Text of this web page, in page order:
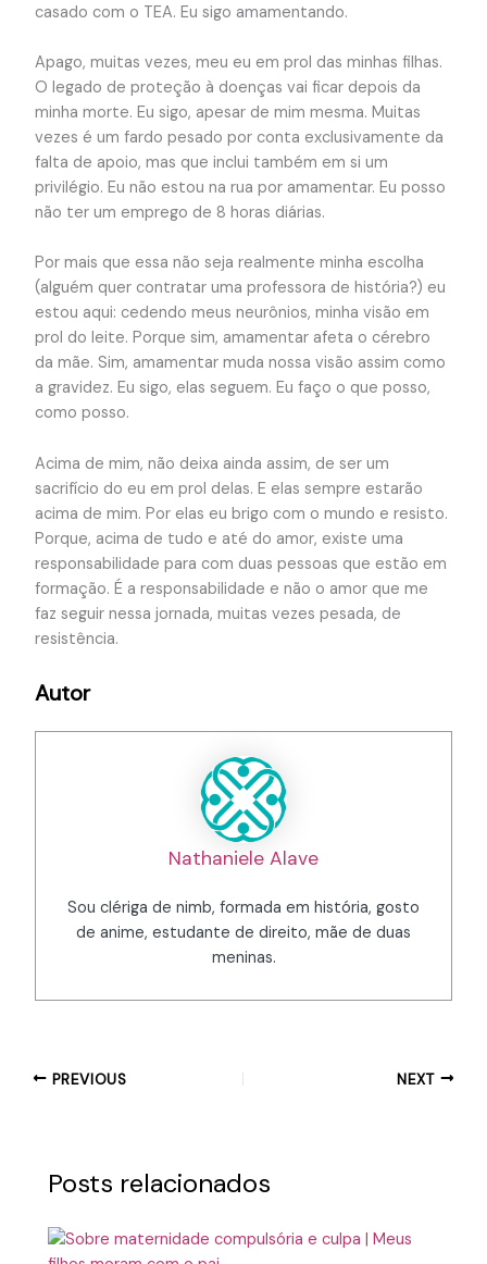
casado com o TEA. Eu sigo amamentando.
Apago, muitas vezes, meu eu em prol das minhas filhas.
O legado de proteção à doenças vai ficar depois da
minha morte. Eu sigo, apesar de mim mesma. Muitas
vezes é um fardo pesado por conta exclusivamente da
falta de apoio, mas que inclui também em si um
privilégio. Eu não estou na rua por amamentar. Eu posso
não ter um emprego de 8 horas diárias.
Por mais que essa não seja realmente minha escolha
(alguém quer contratar uma professora de história?) eu
estou aqui: cedendo meus neurônios, minha visão em
prol do leite. Porque sim, amamentar afeta o cérebro
da mãe. Sim, amamentar muda nossa visão assim como
a gravidez. Eu sigo, elas seguem. Eu faço o que posso,
como posso.
Acima de mim, não deixa ainda assim, de ser um
sacrifício do eu em prol delas. E elas sempre estarão
acima de mim. Por elas eu brigo com o mundo e resisto.
Porque, acima de tudo e até do amor, existe uma
responsabilidade para com duas pessoas que estão em
formação. É a responsabilidade e não o amor que me
faz seguir nessa jornada, muitas vezes pesada, de
resistência.
Autor
Nathaniele Alave
Sou clériga de nimb, formada em história, gosto
de anime, estudante de direito, mãe de duas
meninas.
PREVIOUS NEXT
Posts relacionados